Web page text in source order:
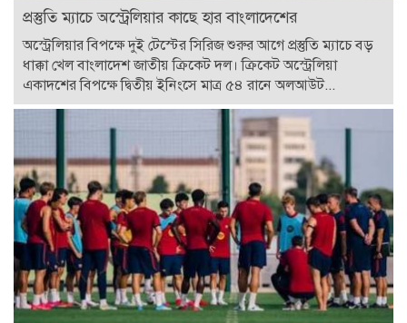
প্রস্তুতি ম্যাচে অস্ট্রেলিয়ার কাছে হার বাংলাদেশের
অস্ট্রেলিয়ার বিপক্ষে দুই টেস্টের সিরিজ শুরুর আগে প্রস্তুতি ম্যাচে বড়
ধাক্কা খেল বাংলাদেশ জাতীয় ক্রিকেট দল। ক্রিকেট অস্ট্রেলিয়া
একাদশের বিপক্ষে দ্বিতীয় ইনিংসে মাত্র ৫৪ রানে অলআউট...